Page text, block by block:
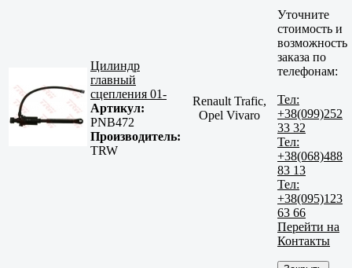
Цилиндр
главный
сцепления 01-
Артикул:
PNB472
Производитель:
TRW
Renault Trafic,
Opel Vivaro
Уточните
стоимость и
возможность
заказа по
телефонам:
Тел:
+38(099)252
33 32
Тел:
+38(068)488
83 13
Тел:
+38(095)123
63 66
Перейти на
Контакты